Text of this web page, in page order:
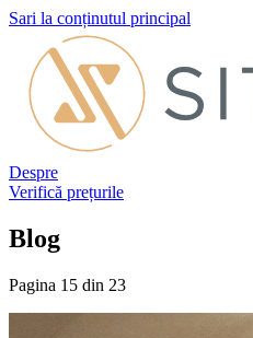
Sari la conținutul principal
Despre
Verifică prețurile
Blog
Pagina 15 din 23